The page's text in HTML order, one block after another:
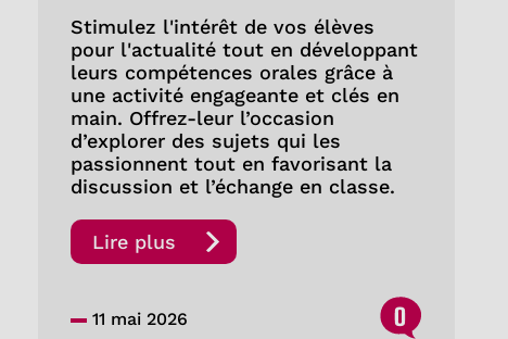
Stimulez l'intérêt de vos élèves
pour l'actualité tout en développant
leurs compétences orales grâce à
une activité engageante et clés en
main. Offrez-leur l’occasion
d’explorer des sujets qui les
passionnent tout en favorisant la
discussion et l’échange en classe.
Lire plus
11 mai 2026 0